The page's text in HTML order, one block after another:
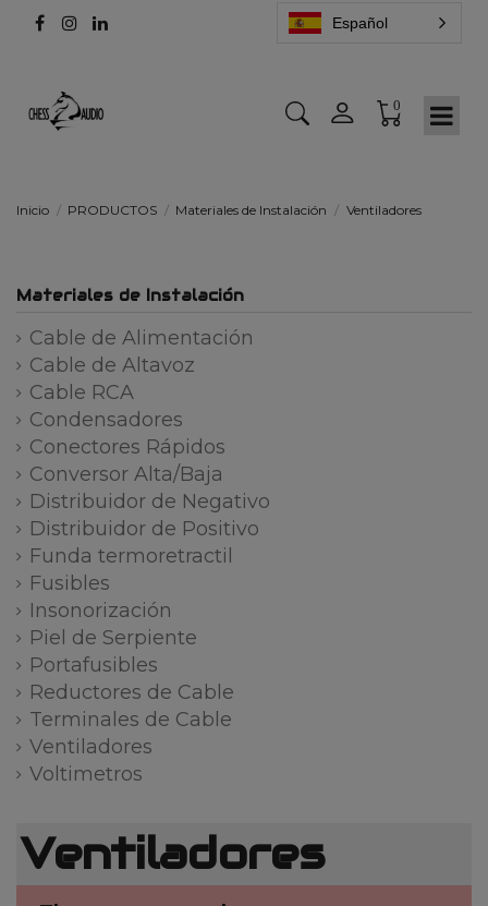
Español
0
Inicio PRODUCTOS Materiales de Instalación Ventiladores
Ventiladores
Materiales de Instalación
Cable de Alimentación
Cable de Altavoz
Cable RCA
Condensadores
Conectores Rápidos
Conversor Alta/Baja
Distribuidor de Negativo
Distribuidor de Positivo
Funda termoretractil
Fusibles
Insonorización
Piel de Serpiente
Portafusibles
Reductores de Cable
Terminales de Cable
Ventiladores
Voltimetros